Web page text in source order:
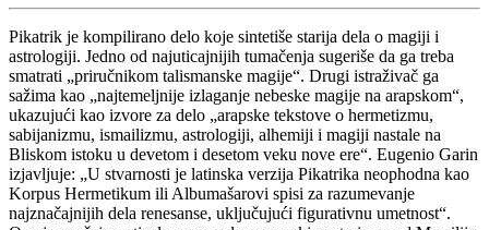
Pikatrik je kompilirano delo koje sintetiše starija dela o magiji i
astrologiji. Jedno od najuticajnijih tumačenja sugeriše da ga treba
smatrati „priručnikom talismanske magije“. Drugi istraživač ga
sažima kao „najtemeljnije izlaganje nebeske magije na arapskom“,
ukazujući kao izvore za delo „arapske tekstove o hermetizmu,
sabijanizmu, ismailizmu, astrologiji, alhemiji i magiji nastale na
Bliskom istoku u devetom i desetom veku nove ere“. Eugenio Garin
izjavljuje: „U stvarnosti je latinska verzija Pikatrika neophodna kao
Korpus Hermetikum ili Albumašarovi spisi za razumevanje
najznačajnijih dela renesanse, uključujući figurativnu umetnost“.